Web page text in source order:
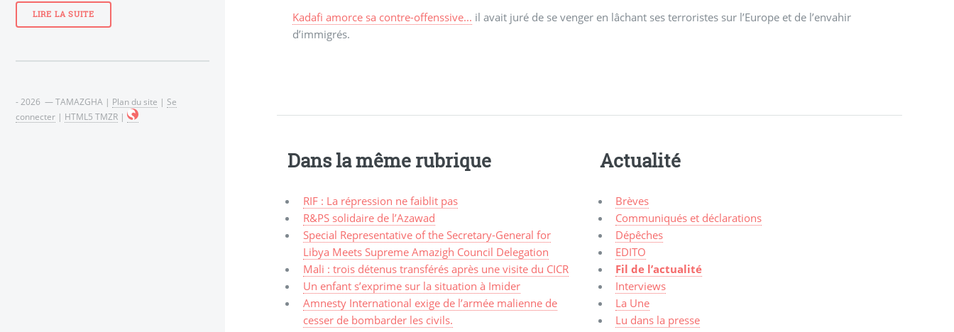
Kadafi amorce sa contre-offenssive... il avait juré de se venger en lâchant ses terroristes sur l’Europe et de l’envahir
d’immigrés.
Dans la même rubrique
RIF : La répression ne faiblit pas
R&PS solidaire de l’Azawad
Special Representative of the Secretary-General for
Libya Meets Supreme Amazigh Council Delegation
Mali : trois détenus transférés après une visite du CICR
Un enfant s’exprime sur la situation à Imider
Amnesty International exige de l’armée malienne de
cesser de bombarder les civils.
Actualité
Brèves
Communiqués et déclarations
Dépêches
EDITO
Fil de l’actualité
Interviews
La Une
Lu dans la presse
LIRE LA SUITE
- 2026 — TAMAZGHA | Plan du site | Se
connecter | HTML5 TMZR |